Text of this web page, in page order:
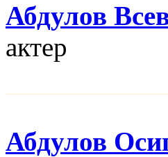
Абдулов
актер
Абдулов